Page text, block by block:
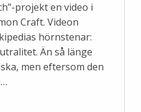
projekt en video i
Craft. Videon
hörnstenar:
Än så länge
men eftersom den